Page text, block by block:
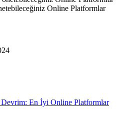
Online Platformlar
En İyi Online Platformlar